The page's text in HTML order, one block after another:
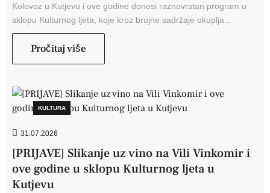
Kolovoz u Kutjevu i ove godine donosi raznovrstan program u
sklopu Kulturnog ljeta, koje kroz brojne sadržaje okuplja...
Pročitaj više
KULTURA
31.07.2026
[PRIJAVE] Slikanje uz vino na Vili Vinkomir i
ove godine u sklopu Kulturnog ljeta u
Kutjevu